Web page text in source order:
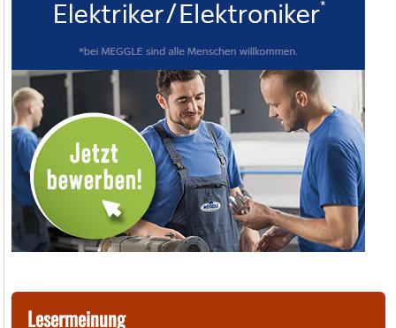
Lesermeinung